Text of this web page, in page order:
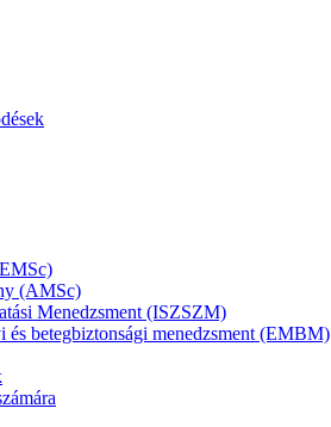
(AMSc)
Menedzsment (ISZSZM)
és betegbiztonsági menedzsment (EMBM)